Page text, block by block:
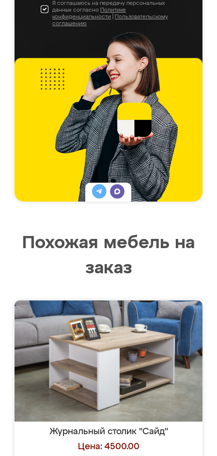
Я соглашаюсь на передачу персональных
данных согласно Политике
конфиденциальности
Пользовательскому
соглашению
Похожая мебель на
заказ
Журнальный столик "Сайд"
Цена: 4500.00